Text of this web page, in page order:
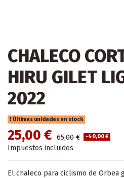
CHALECO
HIRU GILET
2022
Últimas unidades en stock
25,00 € 65,00 € -40,00 €
Impuestos incluidos
El chaleco para ciclismo de Orbea